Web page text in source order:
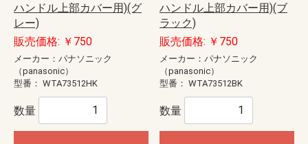
ハンドル上部カバー用)(グ
レー)
販売価格: ￥750
メーカー：パナソニック
（panasonic）
型番： WTA73512HK
数量
ハンドル上部カバー用)(ブ
ラック)
販売価格: ￥750
メーカー：パナソニック
（panasonic）
型番： WTA73512BK
数量